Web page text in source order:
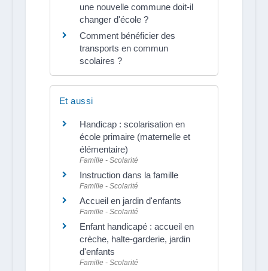
une nouvelle commune doit-il
changer d'école ?
Comment bénéficier des
transports en commun
scolaires ?
Et aussi
Handicap : scolarisation en
école primaire (maternelle et
élémentaire)
Famille - Scolarité
Instruction dans la famille
Famille - Scolarité
Accueil en jardin d'enfants
Famille - Scolarité
Enfant handicapé : accueil en
crèche, halte-garderie, jardin
d'enfants
Famille - Scolarité